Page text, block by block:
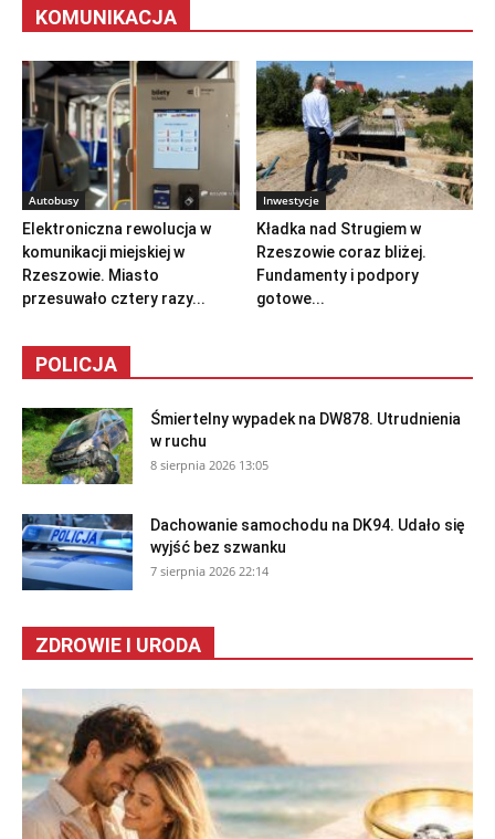
KOMUNIKACJA
Autobusy
Elektroniczna rewolucja w
komunikacji miejskiej w
Rzeszowie. Miasto
przesuwało cztery razy...
Inwestycje
Kładka nad Strugiem w
Rzeszowie coraz bliżej.
Fundamenty i podpory
gotowe...
POLICJA
Śmiertelny wypadek na DW878. Utrudnienia
w ruchu
8 sierpnia 2026 13:05
Dachowanie samochodu na DK94. Udało się
wyjść bez szwanku
7 sierpnia 2026 22:14
ZDROWIE I URODA